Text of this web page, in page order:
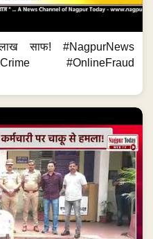
साफ! #NagpurNews
#OnlineFraud